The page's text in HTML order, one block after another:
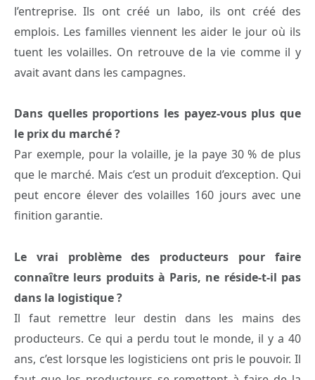
l’entreprise. Ils ont créé un labo, ils ont créé des
emplois. Les familles viennent les aider le jour où ils
tuent les volailles. On retrouve de la vie comme il y
avait avant dans les campagnes.
Dans quelles proportions les payez-vous plus que
le prix du marché ?
Par exemple, pour la volaille, je la paye 30 % de plus
que le marché. Mais c’est un produit d’exception. Qui
peut encore élever des volailles 160 jours avec une
finition garantie.
Le vrai problème des producteurs pour faire
connaître leurs produits à Paris, ne réside-t-il pas
dans la logistique ?
Il faut remettre leur destin dans les mains des
producteurs. Ce qui a perdu tout le monde, il y a 40
ans, c’est lorsque les logisticiens ont pris le pouvoir. Il